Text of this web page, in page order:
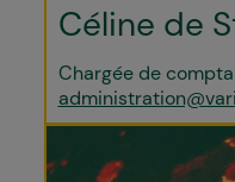
Céline de
Chargée de